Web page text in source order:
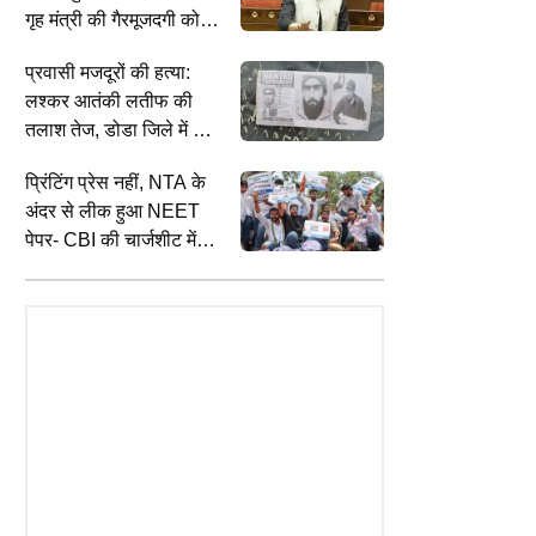
गृह मंत्री की गैरमूजदगी को
किरेन रिजिजू
प्रवासी मजदूरों की हत्या:
लश्कर आतंकी लतीफ की
तलाश तेज, डोडा जिले में भी
लाख का इनाम
प्रिंटिंग प्रेस नहीं, NTA के
अंदर से लीक हुआ NEET
पेपर- CBI की चार्जशीट में